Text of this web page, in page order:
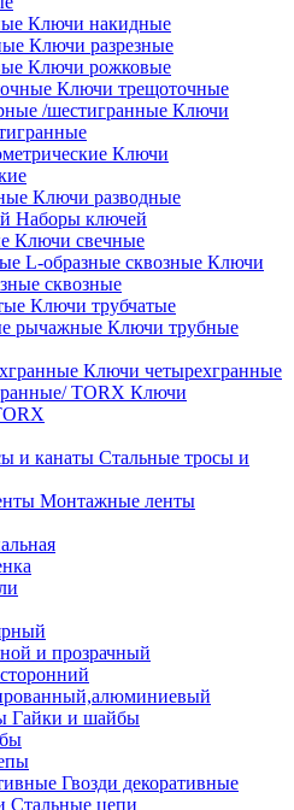
Ключи накидные
Ключи разрезные
Ключи рожковые
Ключи трещоточные
Ключи
Ключи
Ключи разводные
Наборы ключей
Ключи свечные
Ключи
сквозные
Ключи трубчатые
Ключи трубные
Ключи четырехгранные
Ключи
Стальные тросы и
Монтажные ленты
и прозрачный
Гайки и шайбы
Гвозди декоративные
Стальные цепи